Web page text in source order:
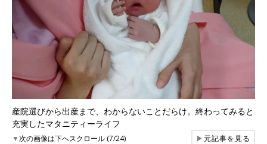
産院選びから出産まで、わからないことだらけ。終わってみると
充実したマタニティーライフ
▼次の画像は下へスクロール (7/24) ▶元記事を見る